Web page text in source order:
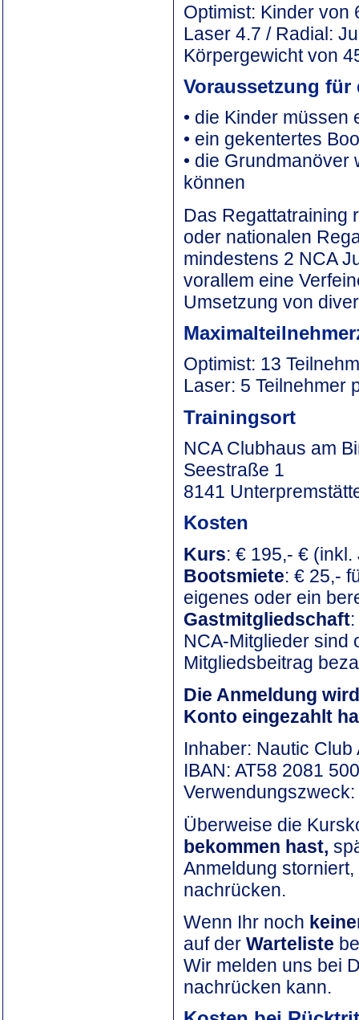
Optimist: Kinder von
Laser 4.7 / Radial:
Körpergewicht von
Voraussetzung
• die Kinder
• ein gekentertes
• die
können
Das Regattatraining
oder nationalen
mindestens 2 NCA
vorallem eine
Umsetzung von
Optimist: 13
Laser: 5 Teilnehmer
Trainingsort
NCA Clubhaus am
Seestraße 1
8141
Kosten
Kurs: € 195,- €
Bootsmiete: € 25,-
eigenes oder ein
Gastmitgliedschaft
NCA-Mitglieder sind
Mitgliedsbeitrag
Die Anmeldung
Konto eingezahlt
Inhaber: Nautic
IBAN: AT58 2081
Überweise die
bekommen hast,
Anmeldung
nachrücken.
Wenn Ihr noch
auf derWarteliste
Wir melden uns bei
nachrücken kann.